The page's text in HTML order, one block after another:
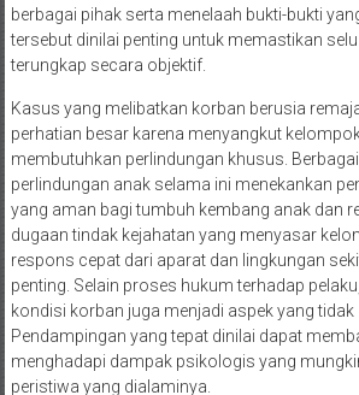
berbagai pihak serta menelaah bukti-bukti
tersebut dinilai penting untuk memastikan
terungkap secara objektif.
Kasus yang melibatkan korban berusia
perhatian besar karena menyangkut
membutuhkan perlindungan khusus.
perlindungan anak selama ini menekankan
yang aman bagi tumbuh kembang anak dan
dugaan tindak kejahatan yang menyasar
respons cepat dari aparat dan lingkungan
penting. Selain proses hukum terhadap
kondisi korban juga menjadi aspek yang tidak
Pendampingan yang tepat dinilai dapat
menghadapi dampak psikologis yang
peristiwa yang dialaminya.